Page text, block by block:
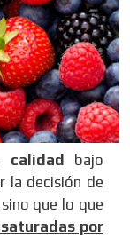
calidad bajo
la decisión de
que lo que
por